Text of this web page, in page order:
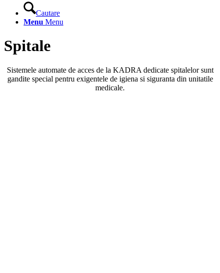
Cautare
Menu Menu
Spitale
Sistemele automate de acces de la KADRA dedicate spitalelor sunt
gandite special pentru exigentele de igiena si siguranta din unitatile
medicale.